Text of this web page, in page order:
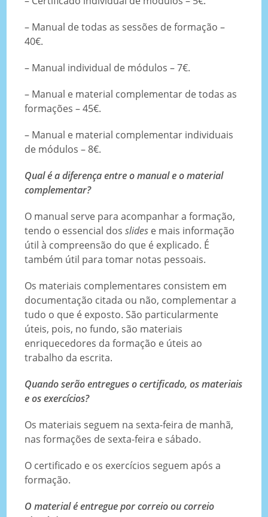
– Manual de todas as sessões de formação –
40€.
– Manual individual de módulos – 7€.
– Manual e material complementar de todas as
formações – 45€.
– Manual e material complementar individuais
de módulos – 8€.
Qual é a diferença entre o manual e o material
complementar?
O manual serve para acompanhar a formação,
tendo o essencial dosslides e mais informação
útil à compreensão do que é explicado. É
também útil para tomar notas pessoais.
Os materiais complementares consistem em
documentação citada ou não, complementar a
tudo o que é exposto. São particularmente
úteis, pois, no fundo, são materiais
enriquecedores da formação e úteis ao
trabalho da escrita.
Quando serão entregues o certificado, os materiais
e os exercícios?
Os materiais seguem na sexta-feira de manhã,
nas formações de sexta-feira e sábado.
O certificado e os exercícios seguem após a
formação.
O material é entregue por correio ou correio